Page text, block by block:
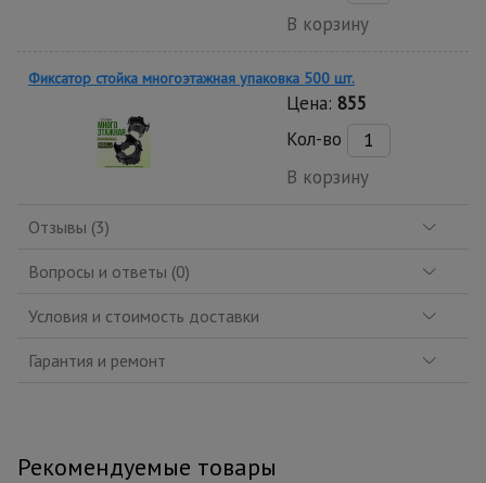
В корзину
Фиксатор стойка многоэтажная упаковка 500 шт.
Цена: 855
Кол-во
В корзину
Отзывы (3)
Вопросы и ответы (0)
Условия и стоимость доставки
Гарантия и ремонт
Рекомендуемые товары